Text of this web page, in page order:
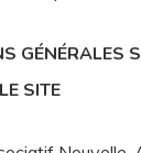
GÉNÉRALES
SITE